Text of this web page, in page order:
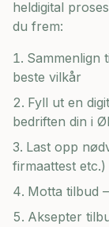
heldigital
du frem:
Sammenlign
beste vilkår
Fyll ut en
bedriften din i
Last opp
firmaattest etc.)
Motta tilbud
Aksepter